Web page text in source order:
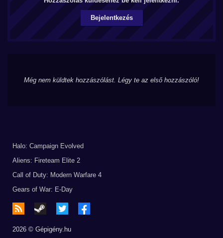
Bejelentkezés
Még nem küldtek hozzászólást. Légy te az első hozzászóló!
Halo: Campaign Evolved
Aliens: Fireteam Elite 2
Call of Duty: Modern Warfare 4
Gears of War: E-Day
2026 © Gépigény.hu